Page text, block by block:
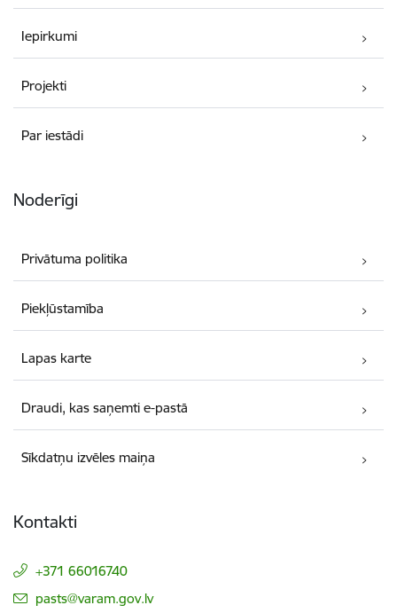
Iepirkumi
Projekti
Par iestādi
Noderīgi
Privātuma politika
Piekļūstamība
Lapas karte
Draudi, kas saņemti e-pastā
Sīkdatņu izvēles maiņa
Kontakti
+371 66016740
E-pasts:
pasts@varam.gov.lv